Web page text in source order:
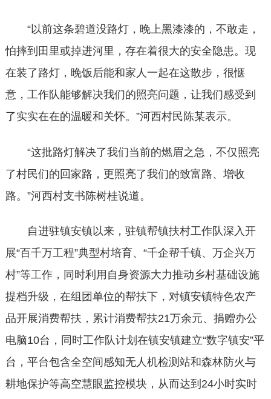
“以前这条碧道没路灯，晚上黑漆漆的，不敢走，
怕摔到田里或掉进河里，存在着很大的安全隐患。现
在装了路灯，晚饭后能和家人一起在这散步，很惬
意，工作队能够解决我们的照亮问题，让我们感受到
了实实在在的温暖和关怀。”河西村民陈某表示。
“这批路灯解决了我们当前的燃眉之急，不仅照亮
了村民们的回家路，更照亮了我们的致富路、增收
路。”河西村支书陈树桂说道。
自进驻镇安镇以来，驻镇帮镇扶村工作队深入开
展“百千万工程”典型村培育、“千企帮千镇、万企兴万
村”等工作，同时利用自身资源大力推动乡村基础设施
提档升级，在组团单位的帮扶下，对镇安镇特色农产
品开展消费帮扶，累计消费帮扶21万余元、捐赠办公
电脑10台，同时工作队计划在镇安镇建立“数字镇安”平
台，平台包含全空间感知无人机检测站和森林防火与
耕地保护等高空慧眼监控模块，从而达到24小时实时